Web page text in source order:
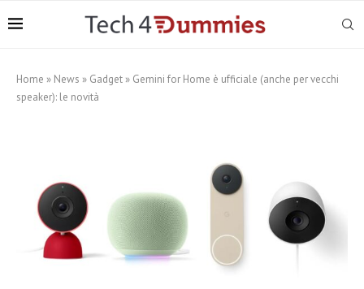
Home » News » Gadget » Gemini for Home è ufficiale (anche per vecchi
speaker): le novità